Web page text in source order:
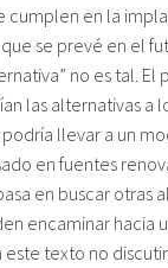
cumplen en la
se prevé en el
no es tal. El
las alternativas a
llevar a un
en fuentes
en buscar otras
encaminar hacia
texto no